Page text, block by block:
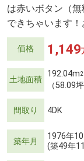
は赤いボタン（
できちゃいます
価格 1,149
土地面積
192.04m2
（58.09
間取り 4DK
築年月
1976年10
(築49年